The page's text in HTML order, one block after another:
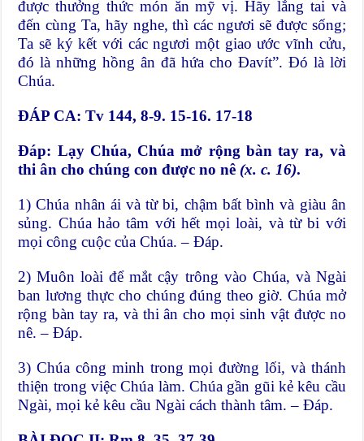
được thưởng thức món ăn mỹ vị. Hãy lắng tai và
đến cùng Ta, hãy nghe, thì các ngươi sẽ được sống;
Ta sẽ ký kết với các ngươi một giao ước vĩnh cửu,
đó là những hồng ân đã hứa cho Đavít”. Đó là lời
Chúa.
ĐÁP CA: Tv 144, 8-9. 15-16. 17-18
Đáp: Lạy Chúa, Chúa mở rộng bàn tay ra, và
thi ân cho chúng con được no nê (x. c. 16).
1) Chúa nhân ái và từ bi, chậm bất bình và giàu ân
sủng. Chúa hảo tâm với hết mọi loài, và từ bi với
mọi công cuộc của Chúa. – Đáp.
2) Muôn loài để mắt cậy trông vào Chúa, và Ngài
ban lương thực cho chúng đúng theo giờ. Chúa mở
rộng bàn tay ra, và thi ân cho mọi sinh vật được no
nê. – Đáp.
3) Chúa công minh trong mọi đường lối, và thánh
thiện trong việc Chúa làm. Chúa gần gũi kẻ kêu cầu
Ngài, mọi kẻ kêu cầu Ngài cách thành tâm. – Đáp.